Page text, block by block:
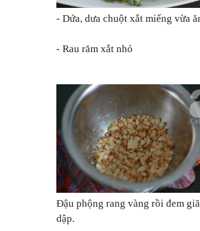
- Dứa, dưa chuột xắt miếng vừa
- Rau răm xắt nhỏ
Đậu phộng rang vàng rồi đem giã
dập.